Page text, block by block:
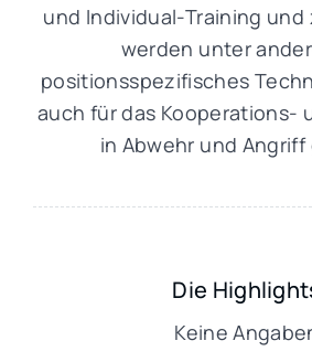
und Individual-Training und
werden unter
positionsspezifisches
auch für das Kooperations-
in Abwehr und
Die
Keine